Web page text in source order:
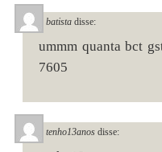
batista disse:
ummm quanta bct
7605
tenho13anos disse: